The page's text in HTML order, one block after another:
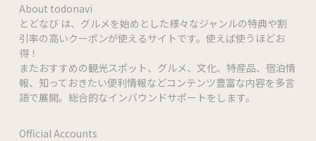
About todonavi
とどなび は、グルメを始めとした様々なジャンルの特典や割
引率の高いクーポンが使えるサイトです。使えば使うほどお
得！
またおすすめの観光スポット、グルメ、文化、特産品、宿泊情
報、知っておきたい便利情報などコンテンツ豊富な内容を多言
語で展開。総合的なインバウンドサポートをします。
Official Accounts